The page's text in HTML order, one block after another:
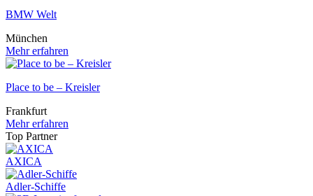
BMW Welt
München
Mehr erfahren
Place to be – Kreisler
Frankfurt
Mehr erfahren
Top Partner
AXICA
Adler-Schiffe